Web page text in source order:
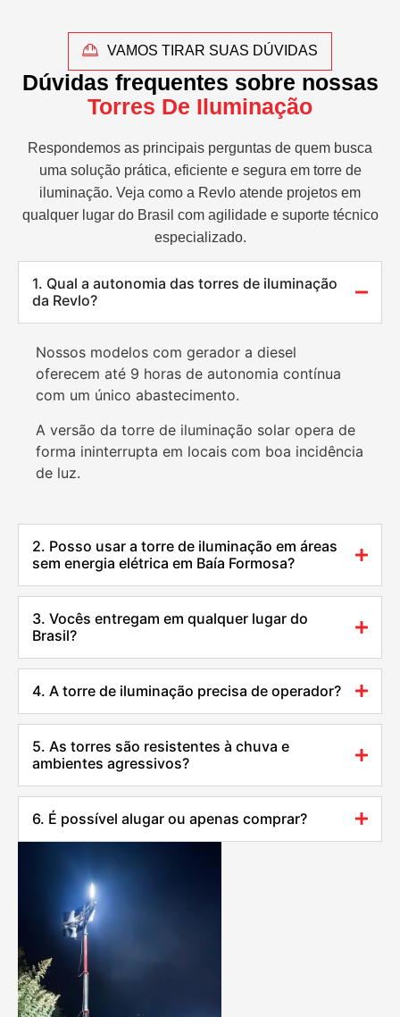
VAMOS TIRAR SUAS DÚVIDAS
Dúvidas frequentes sobre nossas
Torres De Iluminação
Respondemos as principais perguntas de quem busca
uma solução prática, eficiente e segura em torre de
iluminação. Veja como a Revlo atende projetos em
qualquer lugar do Brasil com agilidade e suporte técnico
especializado.
1. Qual a autonomia das torres de iluminação
da Revlo?
Nossos modelos com gerador a diesel
oferecem até 9 horas de autonomia contínua
com um único abastecimento.
A versão da torre de iluminação solar opera de
forma ininterrupta em locais com boa incidência
de luz.
2. Posso usar a torre de iluminação em áreas
sem energia elétrica em Baía Formosa?
3. Vocês entregam em qualquer lugar do
Brasil?
4. A torre de iluminação precisa de operador?
5. As torres são resistentes à chuva e
ambientes agressivos?
6. É possível alugar ou apenas comprar?